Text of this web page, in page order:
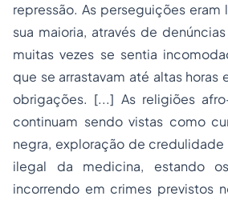
repressão. As perseguições eram
sua maioria, através de
muitas vezes se sentia
que se arrastavam até altas horas
obrigações. [...] As religiões
continuam sendo vistas como
negra, exploração de
ilegal da medicina, estando
incorrendo em crimes previstos